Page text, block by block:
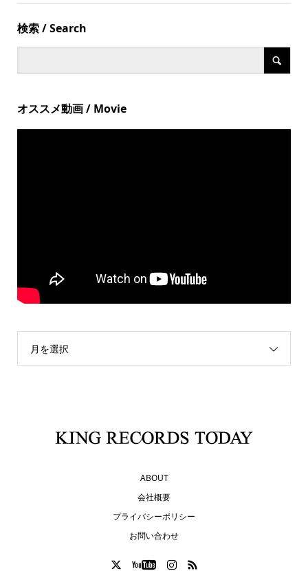
検索 / Search
オススメ動画 / Movie
月を選択
ABOUT
会社概要
プライバシーポリシー
お問い合わせ